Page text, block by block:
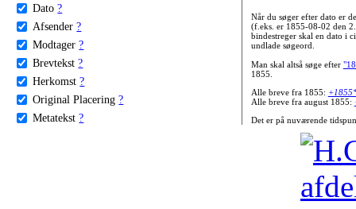
Dato ?
Afsender ?
Modtager ?
Brevtekst ?
Herkomst ?
Original Placering ?
Metatekst ?
Når du søger efter dato er
(f.eks. er 1855-08-02 den
bindestreger skal en dato i
undlade søgeord.
Man skal altså søge efter
1855.
Alle breve fra 1855:
Alle breve fra august 1855:
Det er på nuværende